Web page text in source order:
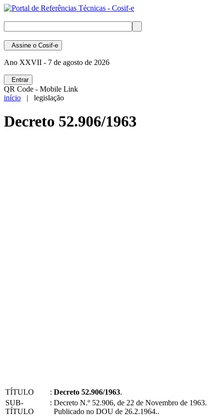
Assine o Cosif-e
Ano XXVII - 7 de agosto de 2026
Entrar
QR Code - Mobile Link
início | legislação
Decreto 52.906/1963
TÍTULO : Decreto 52.906/1963.
SUB-
TÍTULO
: Decreto N.º 52.906, de 22 de Novembro de 1963.
Publicado no DOU de 26.2.1964..